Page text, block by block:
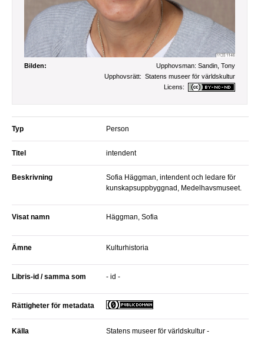
Bilden: Upphovsman: Sandin, Tony
Upphovsrätt: Statens museer för världskultur
Licens:
Typ Person
Titel intendent
Beskrivning
Sofia Häggman, intendent och ledare för
kunskapsuppbyggnad, Medelhavsmuseet.
Visat namn Häggman, Sofia
Ämne Kulturhistoria
Libris-id / samma som - id -
Rättigheter för metadata
Källa
Statens museer för världskultur -